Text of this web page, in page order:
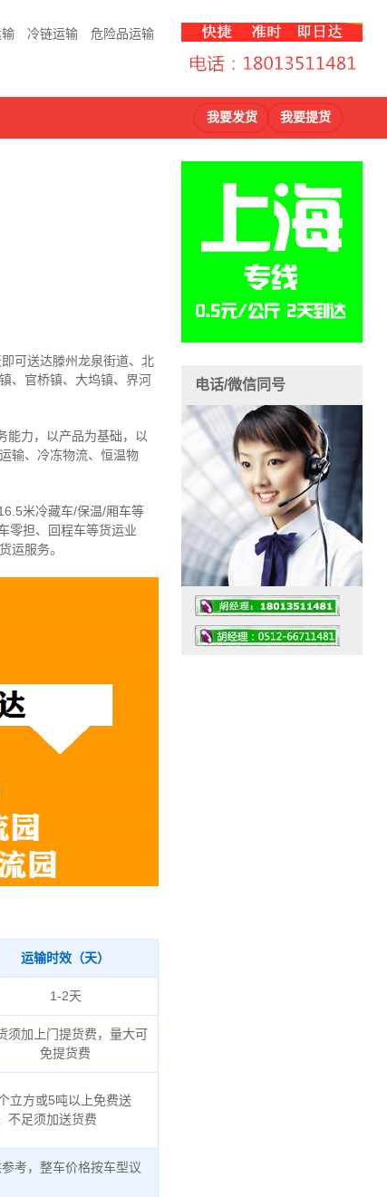
冷链运输 危险品运输
我要发货 我要提货
可送达滕州龙泉街道、北
、官桥镇、大坞镇、界河
能力，以产品为基础，以
输、冷冻物流、恒温物
米冷藏车/保温/厢车等
零担、回程车等货运业
运服务。
运输时效（天）
1-2天
须加上门提货费，量大可
免提货费
立方或5吨以上免费送
不足须加送货费
考，整车价格按车型议
电话/微信同号